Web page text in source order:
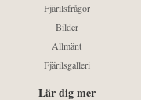
Fjärilsfrågor
Bilder
Allmänt
Fjärilsgalleri
Lär dig mer